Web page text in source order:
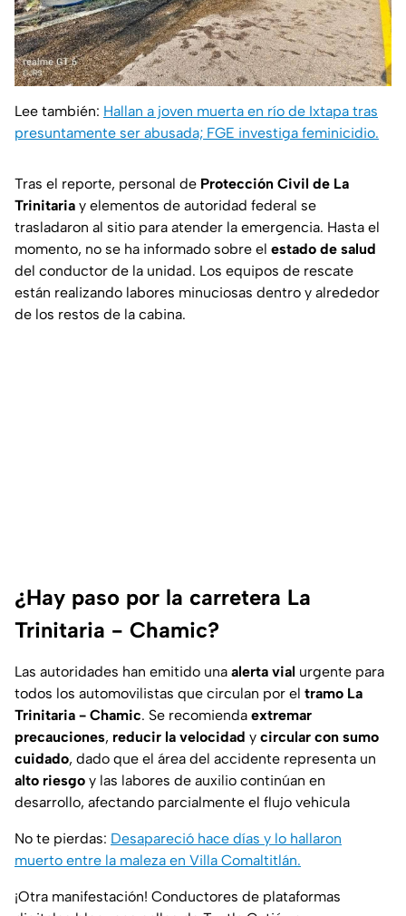
Lee también: Hallan a joven muerta en río de Ixtapa tras
presuntamente ser abusada; FGE investiga feminicidio.
Tras el reporte, personal de Protección Civil de La
Trinitaria y elementos de autoridad federal se
trasladaron al sitio para atender la emergencia. Hasta el
momento, no se ha informado sobre el estado de salud
del conductor de la unidad. Los equipos de rescate
están realizando labores minuciosas dentro y alrededor
de los restos de la cabina.
¿Hay paso por la carretera La
Trinitaria - Chamic?
Las autoridades han emitido una alerta vial urgente para
todos los automovilistas que circulan por el tramo La
Trinitaria - Chamic. Se recomienda extremar
precauciones, reducir la velocidad y circular con sumo
cuidado, dado que el área del accidente representa un
alto riesgo y las labores de auxilio continúan en
desarrollo, afectando parcialmente el flujo vehicula
No te pierdas: Desapareció hace días y lo hallaron
muerto entre la maleza en Villa Comaltitlán.
¡Otra manifestación! Conductores de plataformas